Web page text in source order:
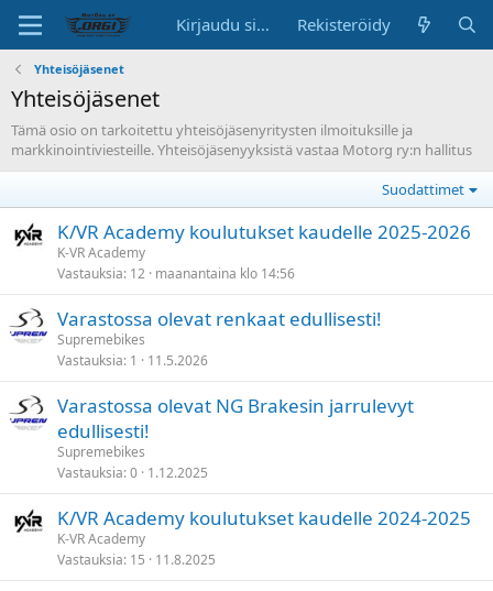
Kirjaudu sisään Rekisteröidy
Yhteisöjäsenet
Yhteisöjäsenet
Tämä osio on tarkoitettu yhteisöjäsenyritysten ilmoituksille ja
markkinointiviesteille. Yhteisöjäsenyyksistä vastaa Motorg ry:n hallitus
Suodattimet
K/VR Academy koulutukset kaudelle 2025-2026
K-VR Academy
Vastauksia 12 maanantaina klo 14:56
Varastossa olevat renkaat edullisesti!
Supremebikes
Vastauksia 1 11.5.2026
Varastossa olevat NG Brakesin jarrulevyt
edullisesti!
Supremebikes
Vastauksia 0 1.12.2025
K/VR Academy koulutukset kaudelle 2024-2025
K-VR Academy
Vastauksia 15 11.8.2025